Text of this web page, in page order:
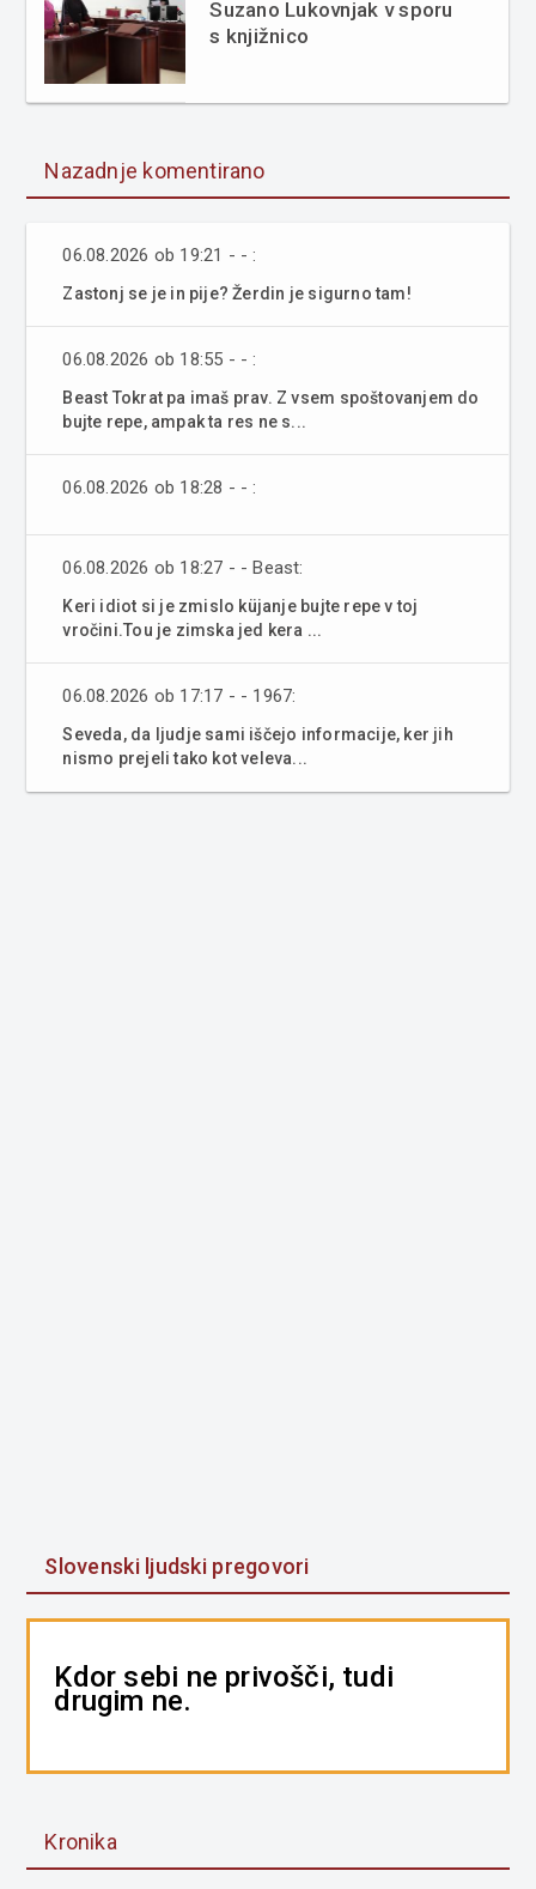
Suzano Lukovnjak v sporu
s knjižnico
Nazadnje komentirano
06.08.2026 ob 19:21 - - :
Zastonj se je in pije? Žerdin je sigurno tam!
06.08.2026 ob 18:55 - - :
Beast Tokrat pa imaš prav. Z vsem spoštovanjem do
bujte repe, ampak ta res ne s...
06.08.2026 ob 18:28 - - :
06.08.2026 ob 18:27 - - Beast:
Keri idiot si je zmislo küjanje bujte repe v toj
vročini.Tou je zimska jed kera ...
06.08.2026 ob 17:17 - - 1967:
Seveda, da ljudje sami iščejo informacije, ker jih
nismo prejeli tako kot veleva...
Slovenski ljudski pregovori
Kdor sebi ne privošči, tudi
drugim ne.
Kronika